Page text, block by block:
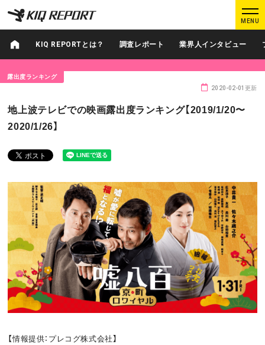
K
I
Q
R
P
R
T
MENU
K
I
Q
R
P
R
T
ログイン 新規登録
調査レポート
プロが見たこの映画 業界知恵袋
Podcast データでヒット予報
KIQ REPORTとは? 運営会社
お問い合わせ 利用規約
KIQ REPORTとは？ 調査レポート 業界人インタビュー
露出度ランキング
地上波テレビでの映画露出度ランキング【2019/1/20〜
2020/1/26】
2020-02-01更新
【情報提供：プレコグ株式会社】